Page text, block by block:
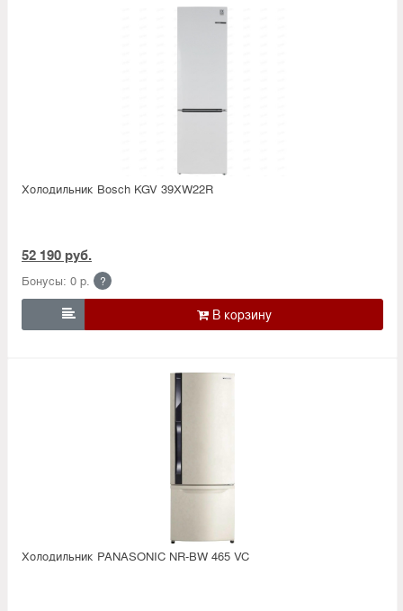
Холодильник Bosсh KGV 39XW22R
52 190 руб.
Бонусы: 0 р. ?

Холодильник PANASONIC NR-BW 465 VC